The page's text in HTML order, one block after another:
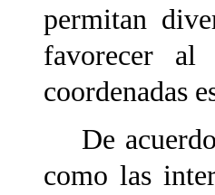
permitan
favorecer al
coordenadas
De acuerdo
como las